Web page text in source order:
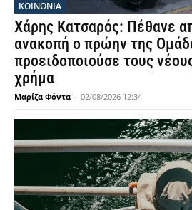
ΚΟΙΝΩΝΙΑ
Χάρης Κατσαρός: Πέθανε
ανακοπή ο πρώην της
προειδοποιούσε τους
χρήμα
Μαρίζα Φόντα - 02/08/2026 12:34